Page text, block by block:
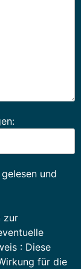
und
zur
: Diese
für die